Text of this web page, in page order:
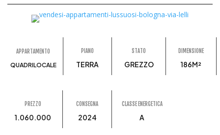
APPARTAMENTO
QUADRILOCALE
PIANO
TERRA
STATO
GREZZO
DIMENSIONE
186M²
PREZZO
1.060.000
CONSEGNA
2024
CLASSE ENERGETICA
A